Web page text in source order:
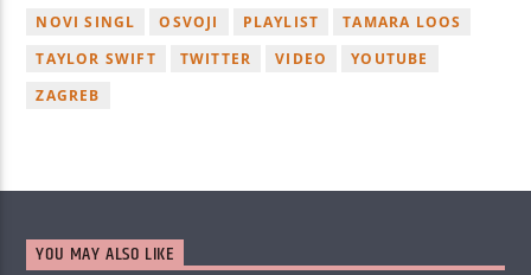
NOVI SINGL
OSVOJI PLAYLIST
TAMARA LOOS
TAYLOR SWIFT
TWITTER VIDEO
YOUTUBE
ZAGREB
YOU MAY ALSO LIKE